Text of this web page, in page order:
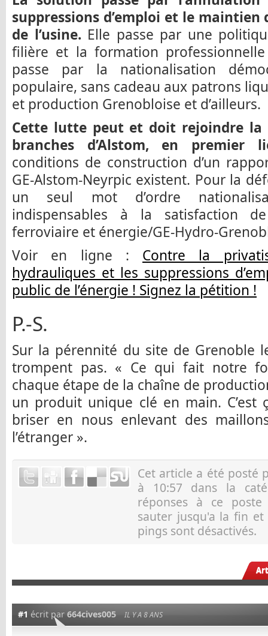
suppressions d’emploi et le
de l’usine. Elle passe par une
filière et la formation professionnelle
passe par la nationalisation
populaire, sans cadeau aux patrons
et production Grenobloise et d’ailleurs.
Cette lutte peut et doit rejoindre la
branches d’Alstom, en premier
conditions de construction d’un
GE-Alstom-Neyrpic existent. Pour la
un seul mot d’ordre
indispensables à la satisfaction
ferroviaire et énergie/GE-Hydro-
Voir en ligne : Contre la
hydrauliques et les suppressions
public de l’énergie ! Signez la pétition !
P.-S.
Sur la pérennité du site de Grenoble
trompent pas. « Ce qui fait notre
chaque étape de la chaîne de
un produit unique clé en main. C’est
briser en nous enlevant des
l’étranger ».
Cet article a été posté
à 10:57 dans la
réponses à ce
sauter jusqu'a la fin et
pings sont désactivés.
#1 écrit par 664cives005 IL Y A 8 ANS